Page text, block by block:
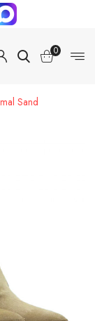
0
Sand